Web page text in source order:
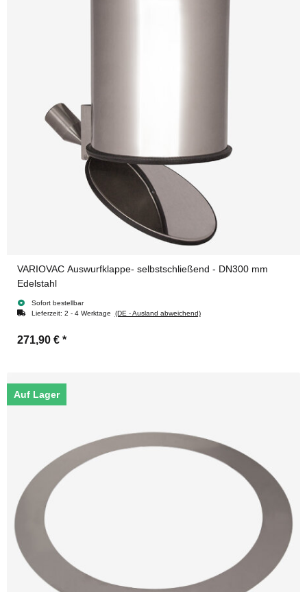
VARIOVAC Auswurfklappe- selbstschließend - DN300 mm
Edelstahl
Sofort bestellbar
Lieferzeit: 2 - 4 Werktage (DE - Ausland abweichend)
271,90 € *
Auf Lager